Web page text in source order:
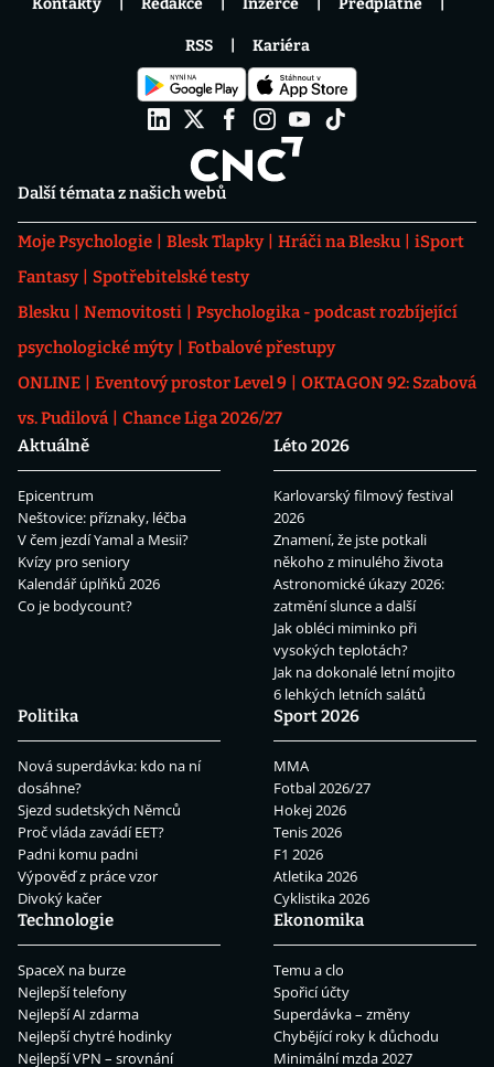
Další témata z našich webů
Moje Psychologie Blesk Tlapky Hráči na Blesku
iSport
Fantasy
Spotřebitelské testy
Blesku
Nemovitosti
Psychologika - podcast rozbíjející
psychologické mýty
Fotbalové přestupy
ONLINE
Eventový prostor Level 9
OKTAGON 92: Szabová
vs. Pudilová
Chance Liga 2026/27
Aktuálně
Epicentrum
Neštovice: příznaky, léčba
V čem jezdí Yamal a Mesii?
Kvízy pro seniory
Kalendář úplňků 2026
Co je bodycount?
Léto 2026
Karlovarský filmový festival
2026
Znamení, že jste potkali
někoho z minulého života
Astronomické úkazy 2026:
zatmění slunce a další
Jak obléci miminko při
vysokých teplotách?
Jak na dokonalé letní mojito
6 lehkých letních salátů
Politika
Nová superdávka: kdo na ní
dosáhne?
Sjezd sudetských Němců
Proč vláda zavádí EET?
Padni komu padni
Výpověď z práce vzor
Divoký kačer
Sport 2026
MMA
Fotbal 2026/27
Hokej 2026
Tenis 2026
F1 2026
Atletika 2026
Cyklistika 2026
Technologie
SpaceX na burze
Nejlepší telefony
Nejlepší AI zdarma
Nejlepší chytré hodinky
Nejlepší VPN – srovnání
Ekonomika
Temu a clo
Spořicí účty
Superdávka – změny
Chybějící roky k důchodu
Minimální mzda 2027
Kontakty Redakce Inzerce Předplatné
RSS Kariéra